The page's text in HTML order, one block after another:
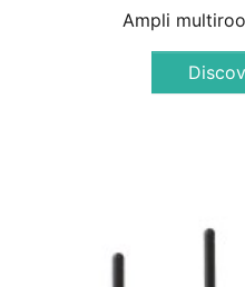
Ampli